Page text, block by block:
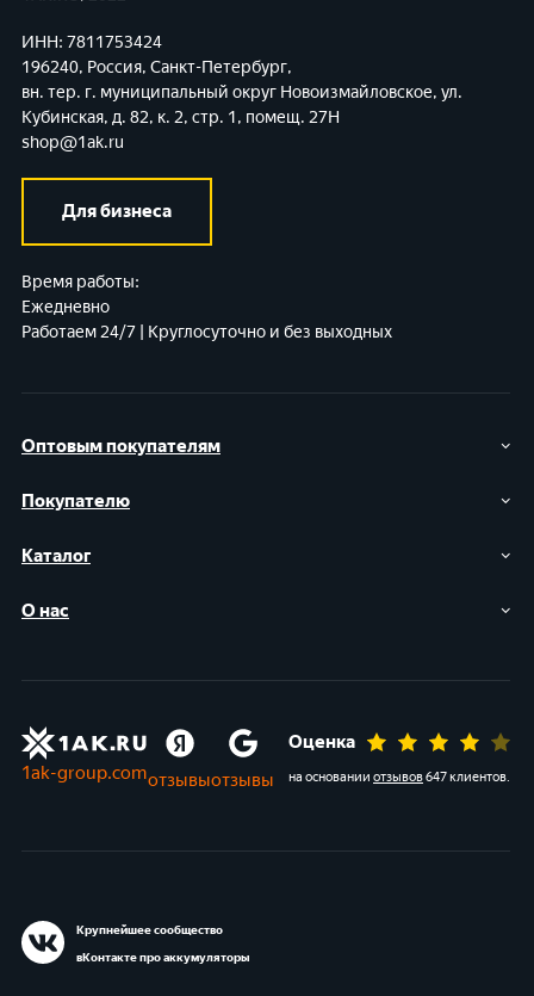
Оптовым покупателям
Покупателю
Каталог
О нас
ИНН: 7811753424
196240, Россия, Санкт-Петербург,
вн. тер. г. муниципальный округ Новоизмайловское, ул.
Кубинская, д. 82, к. 2, стр. 1, помещ. 27Н
shop@1ak.ru
Для бизнеса
Время работы:
Ежедневно
Работаем 24/7 | Круглосуточно и без выходных
1ak-group.comотзывыотзывы
Оценка
на основании отзывов647 клиентов.
Крупнейшее сообщество
вКонтакте про аккумуляторы